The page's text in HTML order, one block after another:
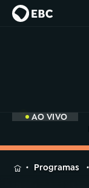
AO VIVO
MENUProgramas